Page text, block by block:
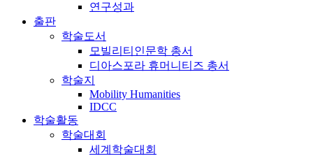
연구성과
출판
학술도서
모빌리티인문학 총서
디아스포라 휴머니티즈 총서
학술지
Mobility Humanities
IDCC
학술활동
학술대회
세계학술대회